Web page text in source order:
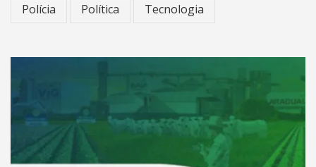
Polícia Política Tecnologia